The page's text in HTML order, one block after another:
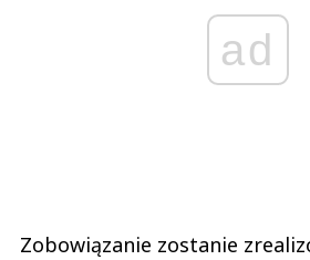
ad
Zobowiązanie zostanie